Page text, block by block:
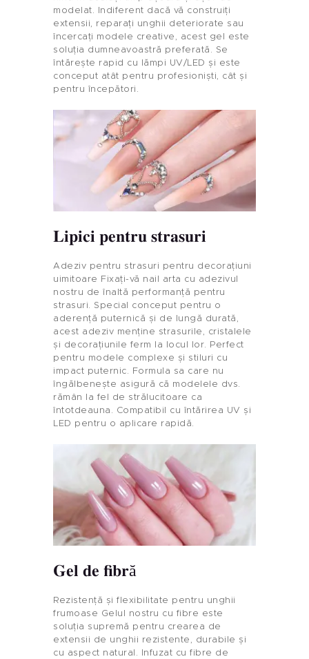
Acasă
Produs
Etichetă Privată
Culoarea Unghiilor
modelat. Indiferent dacă vă construiți
extensii, reparați unghii deteriorate sau
încercați modele creative, acest gel este
soluția dumneavoastră preferată. Se
întărește rapid cu lămpi UV/LED și este
conceput atât pentru profesioniști, cât și
pentru începători.
Lipici pentru strasuri
Adeziv pentru strasuri pentru decorațiuni
uimitoare Fixați-vă nail arta cu adezivul
nostru de înaltă performanță pentru
strasuri. Special conceput pentru o
aderență puternică și de lungă durată,
acest adeziv menține strasurile, cristalele
și decorațiunile ferm la locul lor. Perfect
pentru modele complexe și stiluri cu
impact puternic. Formula sa care nu
îngălbenește asigură că modelele dvs.
rămân la fel de strălucitoare ca
întotdeauna. Compatibil cu întărirea UV și
LED pentru o aplicare rapidă.
Gel de fibră
Rezistență și flexibilitate pentru unghii
frumoase Gelul nostru cu fibre este
soluția supremă pentru crearea de
extensii de unghii rezistente, durabile și
cu aspect natural. Infuzat cu fibre de